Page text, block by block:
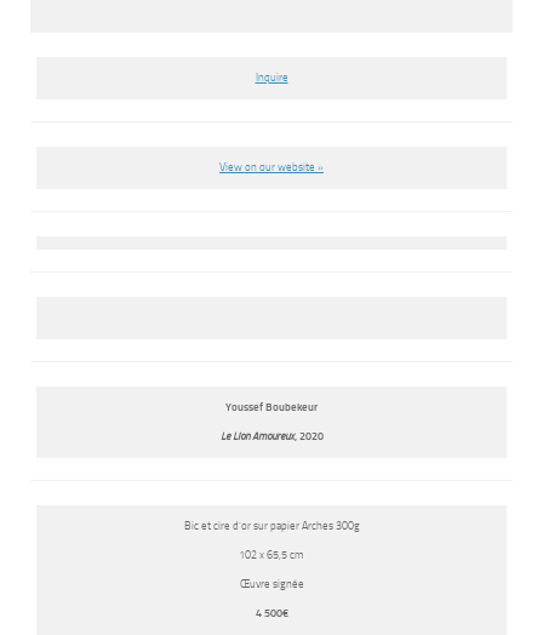
Inquire
View on our website »
Youssef Boubekeur
Le Lion Amoureux, 2020
Bic et cire d’or sur papier Arches 300g
102 x 65,5 cm
Œuvre signée
4 500€